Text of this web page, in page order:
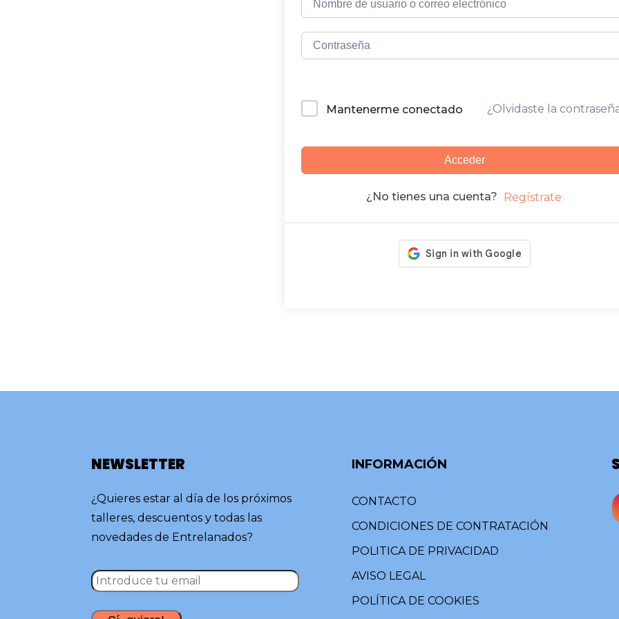
Mantenerme conectado ¿Olvidaste la
Acceder
¿No tienes una cuenta? Regístrate
NEWSLETTER
¿Quieres estar al día de los próximos
talleres, descuentos y todas las
novedades de Entrelanados?
INFORMACIÓN
CONTACTO
CONDICIONES DE CONTRATACIÓN
POLITICA DE PRIVACIDAD
AVISO LEGAL
POLÍTICA DE COOKIES